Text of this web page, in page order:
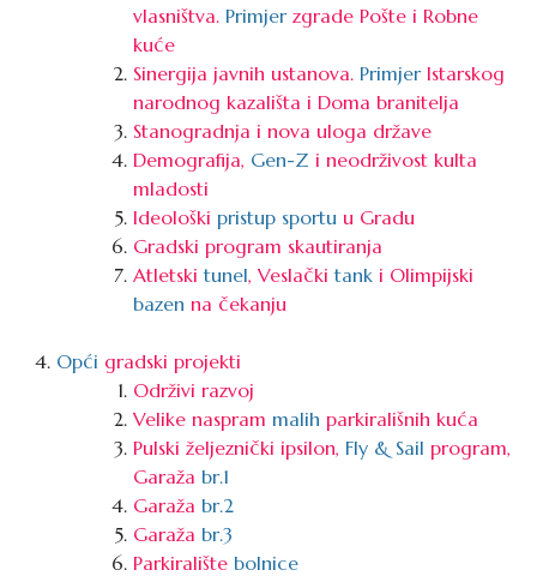
vlasništva. Primjerzgrade Pošte i Robne
kuće
Sinergija javnih ustanova. PrimjerIstarskog
narodnog kazališta i Doma branitelja
Stanogradnja i nova uloga države
Demografija, Gen-Z i neodrživost kulta
mladosti
Ideološki pristup sportu u Gradu
Gradski program skautiranja
Atletskitunel, Veslačkitank i Olimpijski
bazen na čekanju
Opći gradski projekti
Održivi razvoj
Velike naspram malih parkirališnih kuća
Pulski željeznički ipsilon, Fly & Sail program,
Garaža br.1
Garaža br.2
Garaža br.3
Parkiralište bolnice